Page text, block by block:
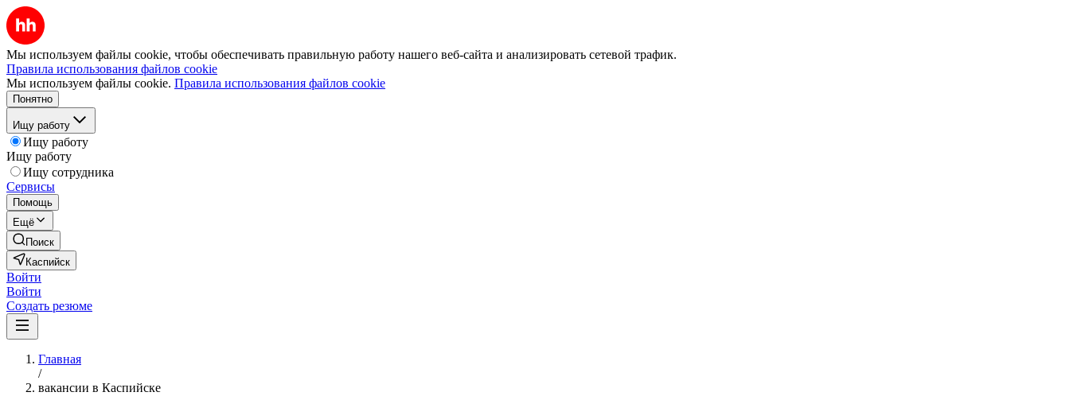
Мы используем файлы cookie, чтобы обеспечивать правильную работу нашего веб-сайта и анализировать сетевой трафик.
Правила использования файлов cookie
Мы используем файлы cookie. Правила использования файлов cookie
Понятно
Ищу работу
Ищу работу
Ищу работу
Ищу сотрудника
Сервисы
Помощь
Ещё
Поиск
Каспийск
Войти
Войти
Создать резюме
Главная
/
вакансии в Каспийске